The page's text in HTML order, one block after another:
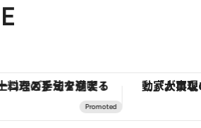
ーニなどをイタリア・トスカーナの郷土料理の手法で満喫！